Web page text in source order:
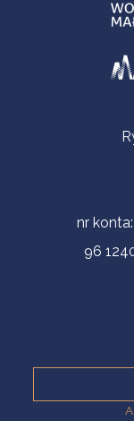
Informacje
nr
96